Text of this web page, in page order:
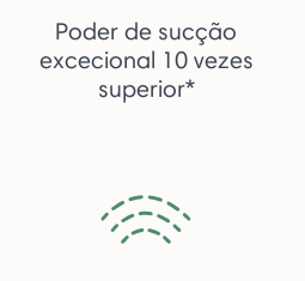
Poder de sucção
excecional 10 vezes
superior*